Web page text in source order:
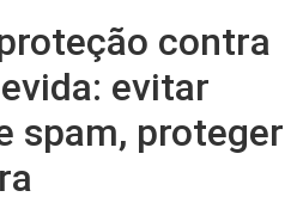
contra
evitar
spam, proteger